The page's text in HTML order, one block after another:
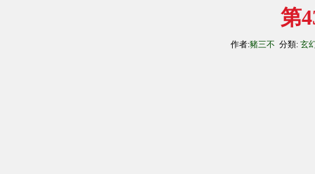
第
作者:豬三不 分類: 玄